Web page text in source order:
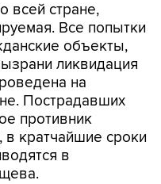
всей стране,
Все попытки
объекты,
ликвидация
на
Пострадавших
противник
в кратчайшие сроки
в